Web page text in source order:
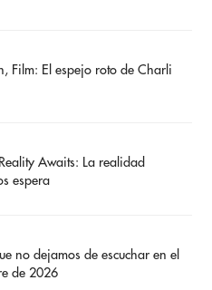
Film: El espejo roto de Charli
Awaits: La realidad
espera
no dejamos de escuchar en el
de 2026